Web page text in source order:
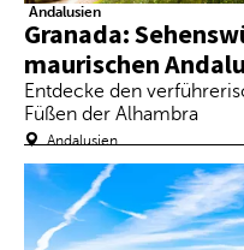
Andalusien
Granada:
maurischen
Entdecke den
Füßen der Alhambra
Andalusien